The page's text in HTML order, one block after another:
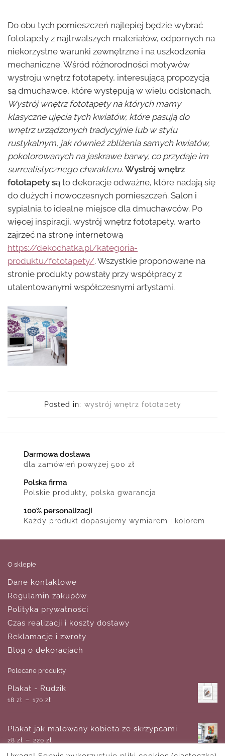
Do obu tych pomieszczeń najlepiej będzie wybrać
fototapety z najtrwalszych materiałów, odpornych na
niekorzystne warunki zewnętrzne i na uszkodzenia
mechaniczne. Wśród różnorodności motywów
wystroju wnętrz fototapety, interesującą propozycją
są dmuchawce, które występują w wielu odsłonach.
Wystrój wnętrz fototapety na których mamy
klasyczne ujęcia tych kwiatów, które pasują do
wnętrz urządzonych tradycyjnie lub w stylu
rustykalnym, jak również zbliżenia samych kwiatów,
pokolorowanych na jaskrawe barwy, co przydaje im
surrealistycznego charakteru. Wystrój wnętrz
fototapety są to dekoracje odważne, które nadają się
do dużych i nowoczesnych pomieszczeń. Salon i
sypialnia to idealne miejsce dla dmuchawców. Po
więcej inspiracji, wystrój wnętrz fototapety, warto
zajrzeć na stronę internetową
https://dekochatka.pl/kategoria-
produktu/fototapety/. Wszystkie proponowane na
stronie produkty powstały przy współpracy z
utalentowanymi współczesnymi artystami.
Posted in: wystrój wnętrz fototapety
Darmowa dostawa
dla zamówień powyżej 500 zł
Polska firma
Polskie produkty, polska gwarancja
100% personalizacji
Każdy produkt dopasujemy wymiarem i kolorem
O sklepie
Dane kontaktowe
Regulamin zakupów
Polityka prywatności
Czas realizacji i koszty dostawy
Reklamacje i zwroty
Blog o dekoracjach
Polecane produkty
Plakat - Rudzik
18 zł – 170 zł
Plakat jak malowany kobieta ze skrzypcami
28 zł – 220 zł